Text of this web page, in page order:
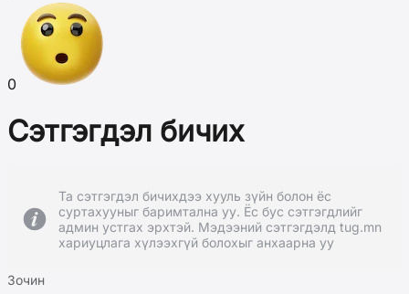
0
Сэтгэгдэл бичих
Та сэтгэгдэл бичихдээ хууль зүйн болон ёс
суртахууныг баримтална уу. Ёс бус сэтгэгдлийг
админ устгах эрхтэй. Мэдээний сэтгэгдэлд tug.mn
хариуцлага хүлээхгүй болохыг анхаарна уу
Зочин